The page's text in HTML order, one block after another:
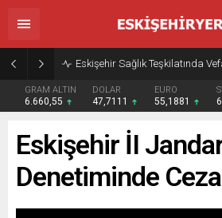
Eskişehir Sağlık Teşkilatında
GRAM ALTIN
6.660,55
DOLAR
47,7111
EURO
55,1881
Eskişehir İI
Denetiminde Ceza